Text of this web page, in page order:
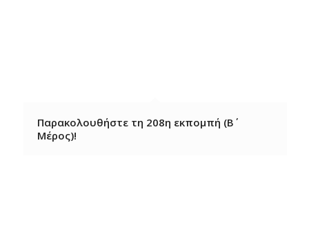
Παρακολουθήστε τη 208η εκπομπή (Β΄
Μέρος)!